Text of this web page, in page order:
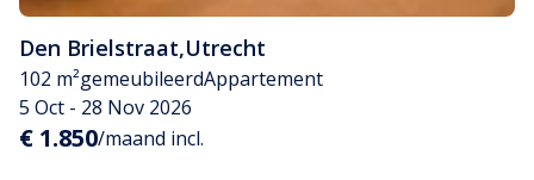
Den Brielstraat,Utrecht
102 m²gemeubileerdAppartement
5 Oct - 28 Nov 2026
€ 1.850/maand incl.